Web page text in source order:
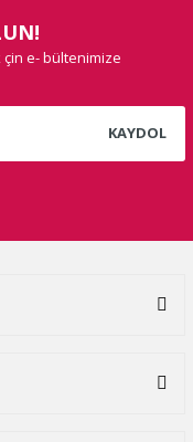
e- bültenimize
KAYDOL